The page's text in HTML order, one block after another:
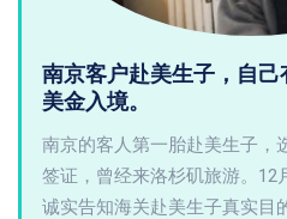
南京客户赴美生子，自
美金入境。
南京的客人第一胎赴美生子，
签证，曾经来洛杉矶旅游。12
诚实告知海关赴美生子真实目